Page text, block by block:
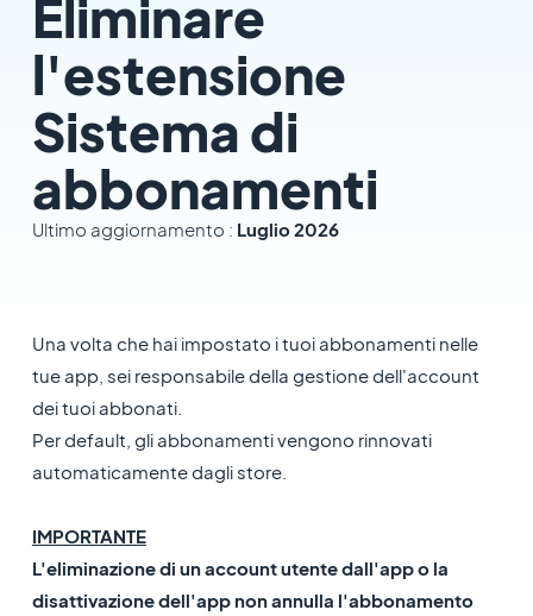
Eliminare
l'estensione
Sistema di
abbonamenti
Ultimo aggiornamento : Luglio 2026
Una volta che hai impostato i tuoi abbonamenti nelle
tue app, sei responsabile della gestione dell'account
dei tuoi abbonati.
Per default, gli abbonamenti vengono rinnovati
automaticamente dagli store.
IMPORTANTE
L'eliminazione di un account utente dall'app o la
disattivazione dell'app non annulla l'abbonamento